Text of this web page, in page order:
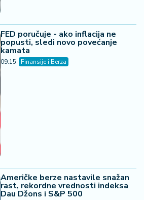
FED poručuje - ako inflacija ne
popusti, sledi novo povećanje
kamata
09:15 Finansije i Berza
Američke berze nastavile snažan
rast, rekordne vrednosti indeksa
Dau Džons i S&P 500